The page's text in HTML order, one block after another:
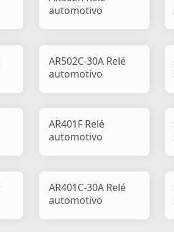
automotivo
AR502C-30A Relé
automotivo
AR401F Relé
automotivo
AR401C-30A Relé
automotivo